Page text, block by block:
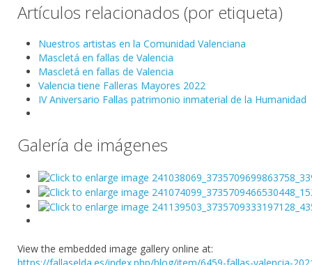
Artículos relacionados (por etiqueta)
Nuestros artistas en la Comunidad Valenciana
Mascletá en fallas de Valencia
Mascletá en fallas de Valencia
Valencia tiene Falleras Mayores 2022
IV Aniversario Fallas patrimonio inmaterial de la Humanidad
Galería de imágenes
View the embedded image gallery online at: